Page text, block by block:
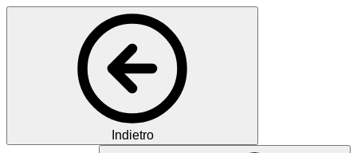
Indietro